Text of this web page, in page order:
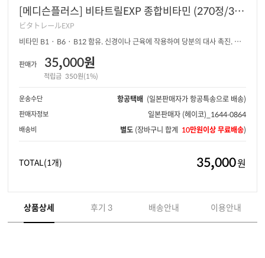
상품상세 후기 3 배송안내 이용안내
[메디슨플러스] 비타트릴EXP 종합비타민 (270정/360
정)
ビタトレールEXP
비타민 B1 · B6 · B12 함유. 신경이나 근육에 작용하여 당분의 대사 촉진. 피
판매가 35,000원
적립금 350원(1%)
운송수단 항공택배 (일본판매자가 항공특송으로 배송)
판매자정보 일본판매자 (헤이코)_1644-0864
배송비 별도 (장바구니 합계 10만원이상 무료배송)
TOTAL 35,000원
(1개)